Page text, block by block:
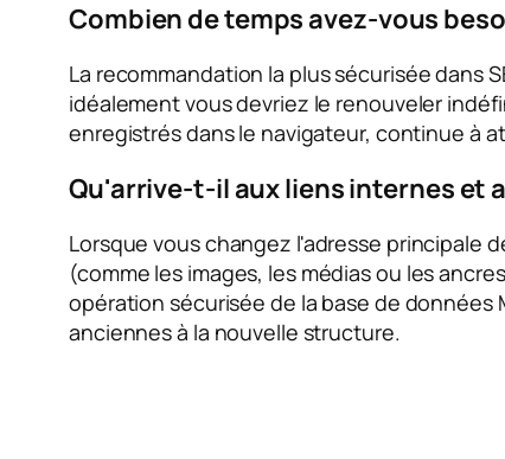
Combien de temps avez-vous
La recommandation la plus sécurisée dans
idéalement vous devriez le renouveler
enregistrés dans le navigateur, continue à
Qu'arrive-t-il aux liens internes et
Lorsque vous changez l'adresse principale
(comme les images, les médias ou les
opération sécurisée de la base de
anciennes à la nouvelle structure.